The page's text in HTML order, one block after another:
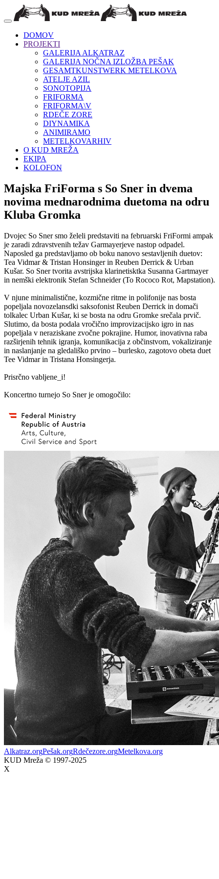
DOMOV
PROJEKTI
GALERIJA ALKATRAZ
GALERIJA NOČNA IZLOŽBA PEŠAK
GESAMTKUNSTWERK METELKOVA
ATELJE AZIL
SONOTOPIJA
FRIFORMA
FRIFORMA\V
RDEČE ZORE
DIYNAMIKA
ANIMIRAMO
METELKOVARHIV
O KUD MREŽA
EKIPA
KOLOFON
Majska FriForma s So Sner in dvema
novima mednarodnima duetoma na odru
Kluba Gromka
Dvojec So Sner smo želeli predstaviti na februarski FriFormi ampak
je zaradi zdravstvenih težav Garmayerjeve nastop odpadel.
Naposled ga predstavljamo ob boku nanovo sestavljenih duetov:
Tea Vidmar & Tristan Honsinger in Reuben Derrick & Urban
Kušar. So Sner tvorita avstrijska klarinetisktka Susanna Gartmayer
in nemški elektronik Stefan Schneider (To Rococo Rot, Mapstation).
V njune minimalistične, kozmične ritme in polifonije nas bosta
popeljala novozelansdki saksofonist Reuben Derrick in domači
tolkalec Urban Kušar, ki se bosta na odru Gromke srečala prvič.
Slutimo, da bosta podala vročično improvizacijsko igro in nas
popeljala v neraziskane zvočne pokrajine. Humor, inovativna raba
razširjenih tehnik igranja, komunikacija z občinstvom, vokaliziranje
in naslanjanje na gledališko prvino – burlesko, zagotovo obeta duet
Tee Vidmar in Tristana Honsingerja.
Prisrčno vabljene_i!
Koncertno turnejo So Sner je omogočilo:
Alkatraz.orgPešak.orgRdečezore.orgMetelkova.org
KUD Mreža © 1997-2025
X